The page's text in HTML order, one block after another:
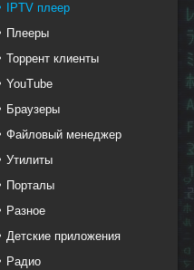
IPTV плеер
Плееры
Торрент клиенты
YouTube
Браузеры
Файловый менеджер
Утилиты
Порталы
Разное
Детские приложения
Радио